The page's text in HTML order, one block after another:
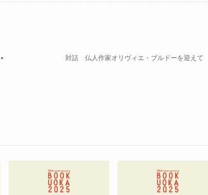
対話 仏人作家オリヴィエ・ブルドーを迎えて